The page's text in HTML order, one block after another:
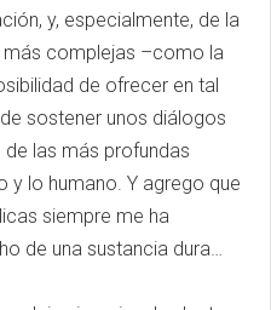
y, especialmente, de la
complejas –como la
de ofrecer en tal
sostener unos diálogos
las más profundas
y lo humano. Y agrego que
siempre me ha
de una sustancia dura…